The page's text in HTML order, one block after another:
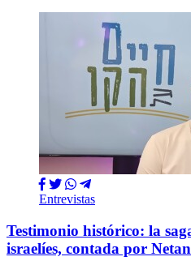
Entrevistas
Testimonio histórico: la
israelíes, contada por